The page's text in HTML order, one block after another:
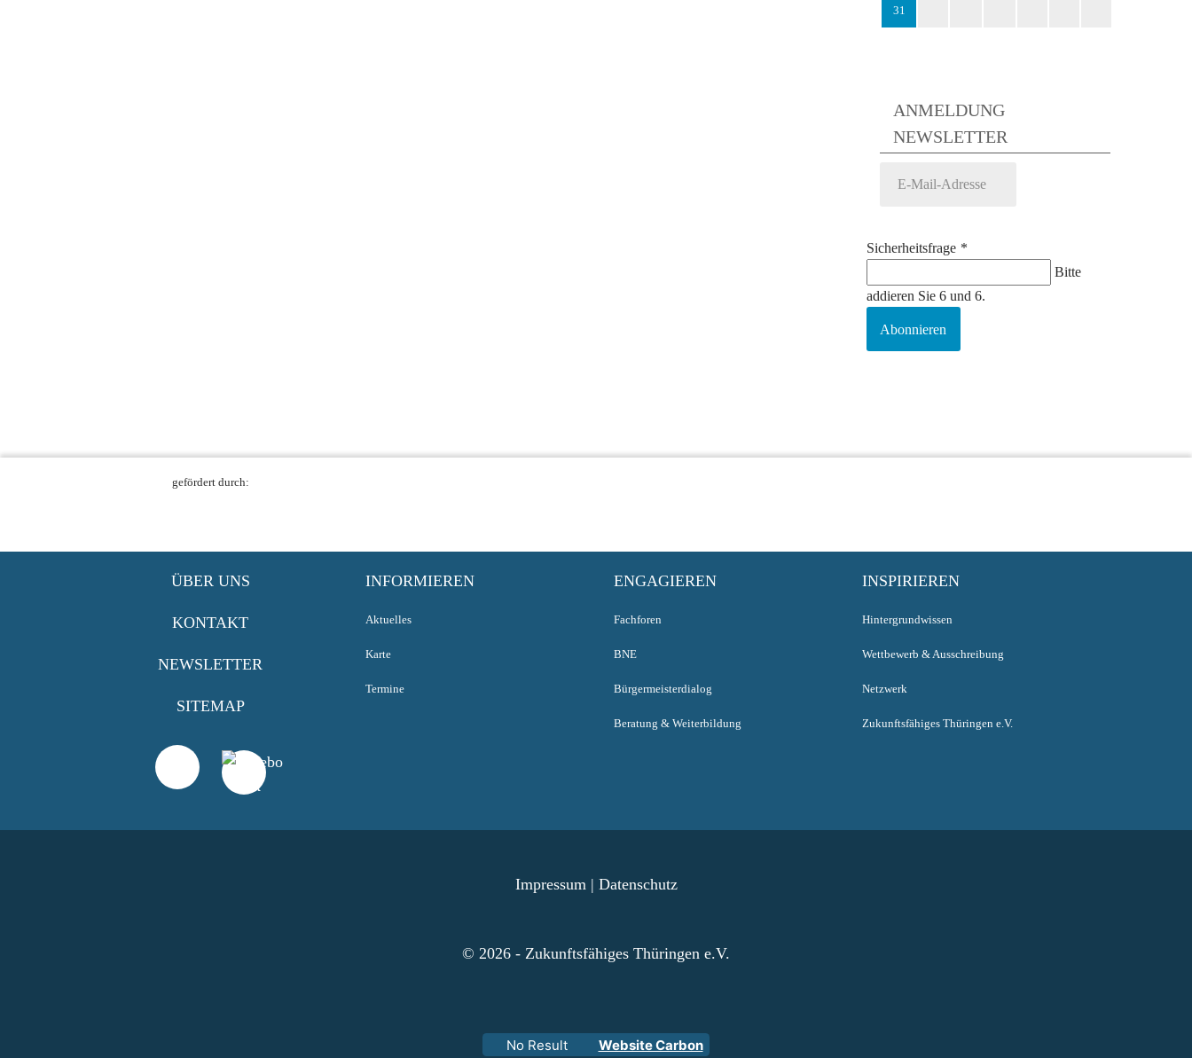
31
ANMELDUNG
NEWSLETTER
Sicherheitsfrage *
Bitte
addieren Sie 6 und 6.
Abonnieren
gefördert durch:
ÜBER UNS
KONTAKT
NEWSLETTER
SITEMAP
INFORMIEREN
Aktuelles
Karte
Termine
ENGAGIEREN
Fachforen
BNE
Bürgermeisterdialog
Beratung & Weiterbildung
INSPIRIEREN
Hintergrundwissen
Wettbewerb & Ausschreibung
Netzwerk
Zukunftsfähiges Thüringen e.V.
Impressum| Datenschutz
© 2026 - Zukunftsfähiges Thüringen e.V.
No Result Website Carbon